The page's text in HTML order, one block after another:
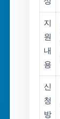
지
원
내
용
신
청
방